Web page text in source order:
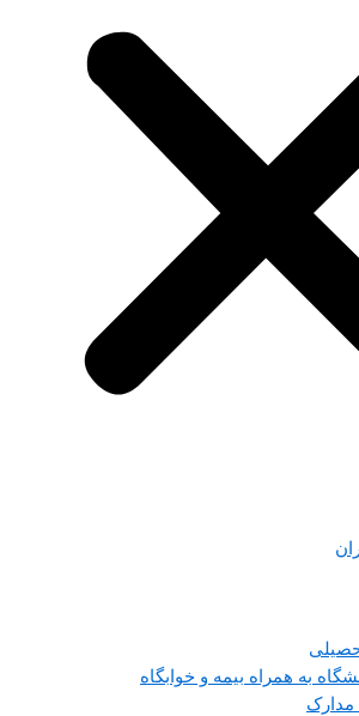
به همراه بیمه و خوابگاه
مدارک